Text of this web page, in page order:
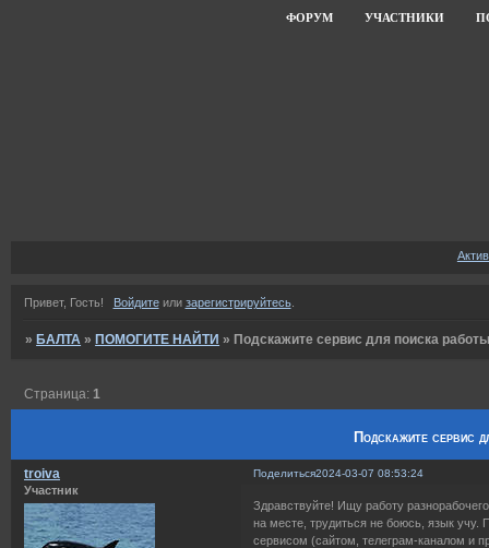
ФОРУМ УЧАСТНИКИ
Привет, Гость! Войдитеили зарегистрируйтесь.
»БАЛТА »ПОМОГИТЕ НАЙТИ » Подскажите сервис для поиска
Подскажите сервис
Страница:1
Поделиться2024-03-07 08:53:24
troiva
Участник
Здравствуйте! Ищу работу
на месте, трудиться не боюсь, язык
сервисом (сайтом, телеграм-каналом и